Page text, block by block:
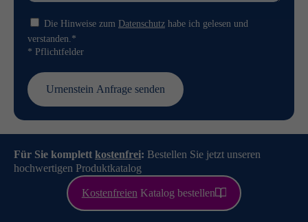
Die Hinweise zum Datenschutz habe ich gelesen und
verstanden.*
* Pflichtfelder
Für Sie komplett kostenfrei: Bestellen Sie jetzt unseren
hochwertigen Produktkatalog
Kostenfreien Katalog bestellen